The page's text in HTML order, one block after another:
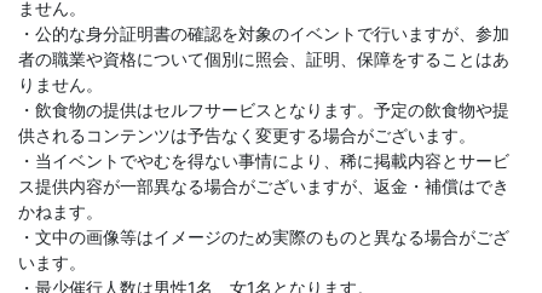
ません。
・公的な身分証明書の確認を対象のイベントで行いますが、参加
者の職業や資格について個別に照会、証明、保障をすることはあ
りません。
・飲食物の提供はセルフサービスとなります。予定の飲食物や提
供されるコンテンツは予告なく変更する場合がございます。
・当イベントでやむを得ない事情により、稀に掲載内容とサービ
ス提供内容が一部異なる場合がございますが、返金・補償はでき
かねます。
・文中の画像等はイメージのため実際のものと異なる場合がござ
います。
・最少催行人数は男性1名、女1名となります。